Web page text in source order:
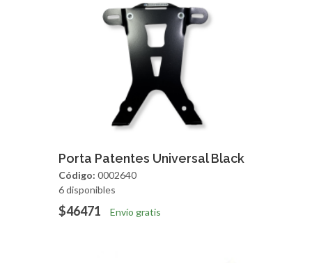
Agregar Vista Rapida
Porta Patentes Universal Black
Código: 0002640
6 disponibles
$46471 Envío gratis